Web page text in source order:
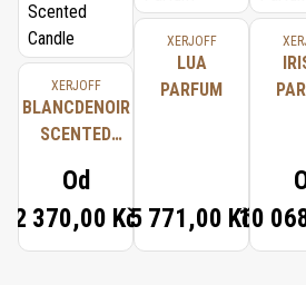
XERJOFF
BLANCDENOIR
SCENTED
Od
2 370,00 Kč
XERJOFF
LUA
PARFUM
5 771,00 Kč
10